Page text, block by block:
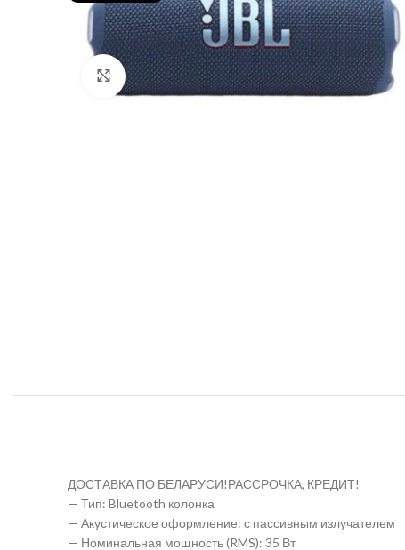
Нажмите, чтобы увеличить
ДОСТАВКА ПО БЕЛАРУСИ!РАССРОЧКА, КРЕДИТ!
— Тип: Bluetooth колонка
— Акустическое оформление: с пассивным излучателем
— Номинальная мощность (RMS): 35 Вт